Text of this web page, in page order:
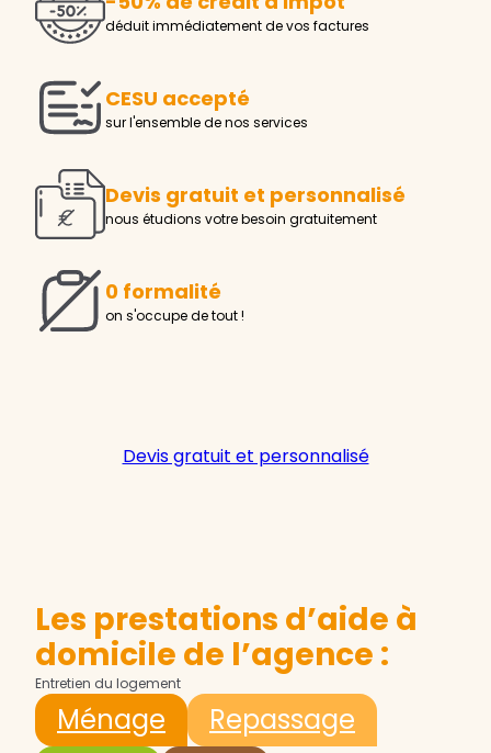
déduit immédiatement de vos factures
CESU accepté
sur l'ensemble de nos services
Devis gratuit et personnalisé
nous étudions votre besoin gratuitement
0 formalité
on s'occupe de tout !
Devis gratuit et personnalisé
Les prestations d’aide à
domicile de l’agence :
Entretien du logement
Ménage
Repassage